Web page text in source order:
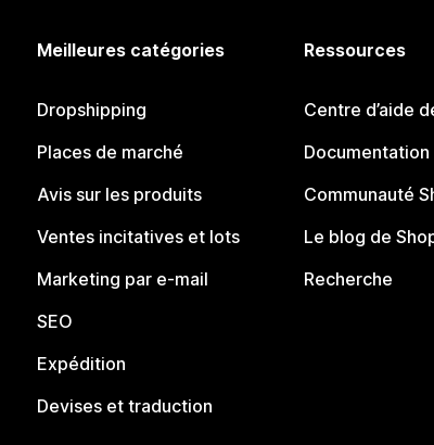
Meilleures catégories
Dropshipping
Places de marché
Avis sur les produits
Ventes incitatives et lots
Marketing par e-mail
SEO
Expédition
Devises et traduction
Ressources
Centre d’aide
Documentation
Communauté
Le blog de
Recherche